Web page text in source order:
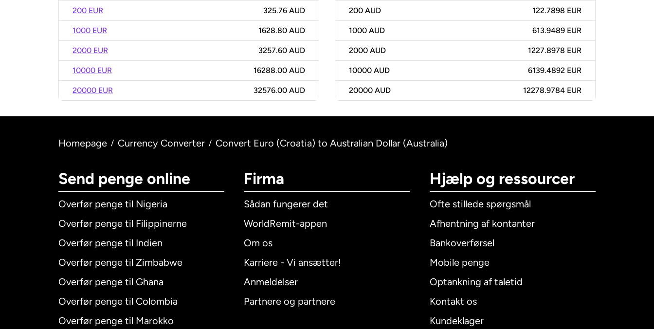
200 EUR 325.76 AUD
1000 EUR 1628.80 AUD
2000 EUR 3257.60 AUD
10000 EUR 16288.00 AUD
20000 EUR 32576.00 AUD
200 AUD 122.7898 EUR
1000 AUD 613.9489 EUR
2000 AUD 1227.8978 EUR
10000 AUD 6139.4892 EUR
20000 AUD 12278.9784 EUR
Homepage / Currency Converter / Convert Euro (Croatia) to Australian Dollar (Australia)
Send penge online
Overfør penge til Nigeria
Overfør penge til Filippinerne
Overfør penge til Indien
Overfør penge til Zimbabwe
Overfør penge til Ghana
Overfør penge til Colombia
Overfør penge til Marokko
Firma
Sådan fungerer det
WorldRemit-appen
Om os
Karriere - Vi ansætter!
Anmeldelser
Partnere og partnere
Hjælp og ressourcer
Ofte stillede spørgsmål
Afhentning af kontanter
Bankoverførsel
Mobile penge
Optankning af taletid
Kontakt os
Kundeklager